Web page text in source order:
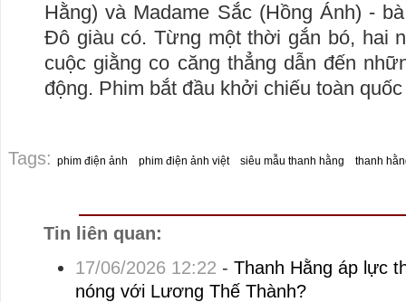
Hằng) và Madame Sắc (Hồng Ánh) -
Đô giàu có. Từng một thời gắn bó, hai
cuộc giằng co căng thẳng dẫn đến
động. Phim bắt đầu khởi chiếu toàn
Tags: phim điện ảnh phim điện ảnh việt siêu mẫu thanh hằng thanh
Tin liên quan:
17/06/2026 12:22 - Thanh Hằng áp lực
nóng với Lương Thế Thành?